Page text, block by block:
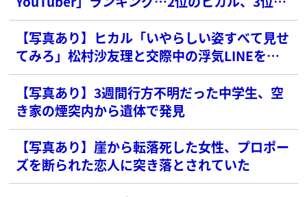
コムドットを抑えた1位は？
【写真あり】ヒカル「いやらしい姿すべて見せ
てみろ」松村沙友理と交際中の浮気LINEを暴
露される
【写真あり】3週間行方不明だった中学生、空
き家の煙突内から遺体で発見
【写真あり】崖から転落死した女性、プロポー
ズを断られた恋人に突き落とされていた